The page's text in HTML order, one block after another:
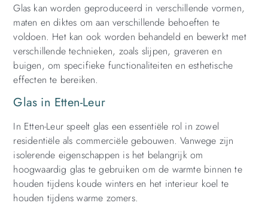
Glas kan worden geproduceerd in verschillende vormen,
maten en diktes om aan verschillende behoeften te
voldoen. Het kan ook worden behandeld en bewerkt met
verschillende technieken, zoals slijpen, graveren en
buigen, om specifieke functionaliteiten en esthetische
effecten te bereiken.
Glas in Etten-Leur
In Etten-Leur speelt glas een essentiële rol in zowel
residentiële als commerciële gebouwen. Vanwege zijn
isolerende eigenschappen is het belangrijk om
hoogwaardig glas te gebruiken om de warmte binnen te
houden tijdens koude winters en het interieur koel te
houden tijdens warme zomers.